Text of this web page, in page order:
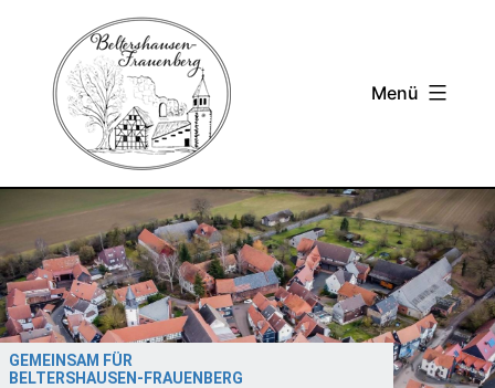
springen
Menü
GEMEINSAM FÜR
BELTERSHAUSEN-FRAUENBERG